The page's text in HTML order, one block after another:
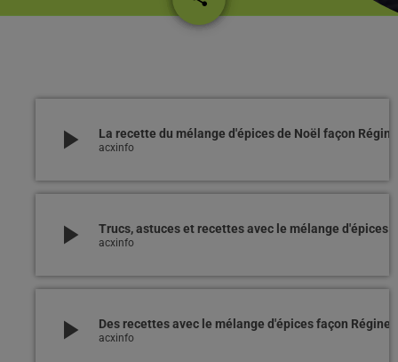
play_arrow La recette du mélange d'épices de Noël façon Régine
acxinfo
play_arrow acxinfo
play_arrow Des recettes avec le mélange d'épices façon Régine
acxinfo